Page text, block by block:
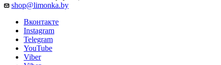
shop@limonka.by
Вконтакте
Instagram
Telegram
YouTube
Viber